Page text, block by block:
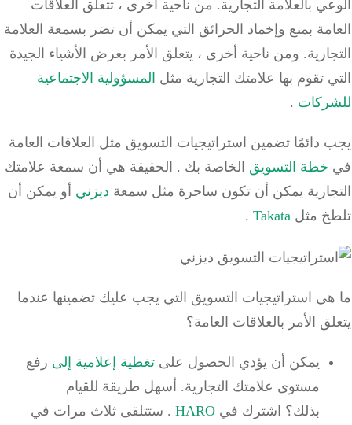
بالعلامة التجارية. من ناحية أخرى ، تتعلق العلاقات
بمنع وإخماد الحرائق التي يمكن أن تضر بسمعة العلامة
ومن ناحية أخرى ، يتعلق الأمر بعرض الأشياء الجيدة
تقوم بها علامتك التجارية مثلالمسؤولية الاجتماعية
.
دائمًا تضمين استراتيجيات التسويق مثل العلاقات العامة
خطة التسويقالخاصة بك .الحقيقة هي أن سمعة علامتك
يمكن أن تكون ساحرة مثل سمعةديزني أو يمكن أن
مثلTakata
.
استراتيجيات التسويق التي يجب عليك تضمينها عندما
الأمر بالعلاقات العامة؟
يمكن أن يؤديالحصول علىتغطية إعلامية إلى رفع
مستوى علامتك التجارية. أسهل طريقة للقيام
بذلك؟اشترك فيHARO
.ستتلقى ثلاث مرات في